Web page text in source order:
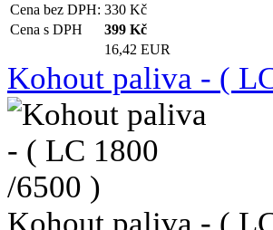
Cena bez DPH: 330 Kč
Cena s DPH
399 Kč
16,42 EUR
Kohout paliva - (